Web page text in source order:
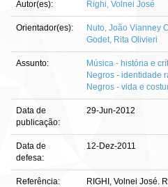
Autor(es): Righi, Volnei José
Orientador(es):
Nuto, João Vianney
Godet, Rita Olivieri
Assunto:
Música - história e
Negros - identidade
Negros - vida e
Data de
publicação:
29-Jun-2012
Data de
defesa:
12-Dez-2011
Referência:
RIGHI, Volnei José.